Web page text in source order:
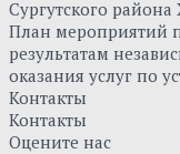
Сургутского
План мероприятий
результатам
оказания услуг по
Контакты
Контакты
Оцените нас